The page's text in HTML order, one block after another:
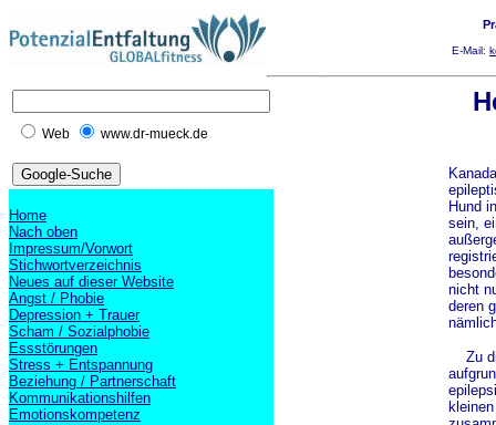
E-Mail:
Web www.dr-mueck.de
Home
Nach oben
Impressum/Vorwort
Stichwortverzeichnis
Neues auf dieser Website
Angst / Phobie
Depression + Trauer
Scham / Sozialphobie
Essstörungen
Stress + Entspannung
Beziehung / Partnerschaft
Kommunikationshilfen
Emotionskompetenz
Hund
sein,
nicht
deren
Zu